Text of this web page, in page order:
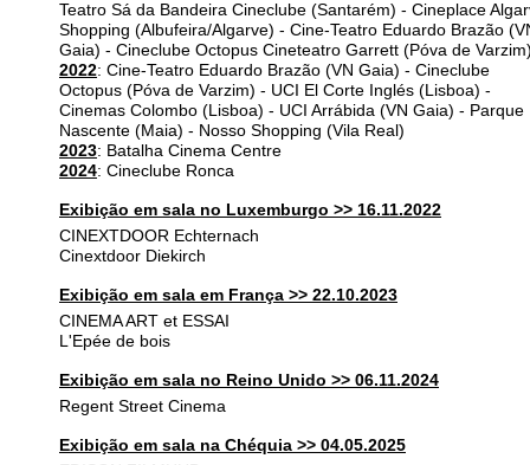
Teatro Sá da Bandeira Cineclube (Santarém) - Cineplace
Shopping (Albufeira/Algarve) - Cine-Teatro Eduardo Brazão
Gaia) - Cineclube Octopus Cineteatro Garrett (Póva de
2022: Cine-Teatro Eduardo Brazão (VN Gaia) - Cineclube
Octopus (Póva de Varzim) - UCI El Corte Inglés (Lisboa) -
Cinemas Colombo (Lisboa) - UCI Arrábida (VN Gaia) - Parque
Nascente (Maia) - Nosso Shopping (Vila Real)
2023: Batalha Cinema Centre
2024: Cineclube Ronca
Exibição em sala no Luxemburgo >> 16.11.2022
CINEXTDOOR Echternach
Cinextdoor Diekirch
Exibição em sala em França >> 22.10.2023
CINEMA ART et ESSAI
L'Epée de bois
Exibição em sala no Reino Unido >> 06.11.2024
Regent Street Cinema
Exibição em sala na Chéquia >> 04.05.2025